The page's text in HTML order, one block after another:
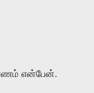
என்பேன்.